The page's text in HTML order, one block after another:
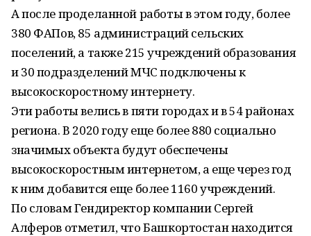
А после проделанной работы в этом году, более
380 ФАПов, 85 администраций сельских
поселений, а также 215 учреждений образования
и 30 подразделений МЧС подключены к
высокоскоростному интернету.
Эти работы велись в пяти городах и в 54 районах
региона. В 2020 году еще более 880 социально
значимых объекта будут обеспечены
высокоскоростным интернетом, а еще через год
к ним добавится еще более 1160 учреждений.
По словам Гендиректор компании Сергей
Алферов отметил, что Башкортостан находится